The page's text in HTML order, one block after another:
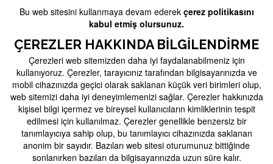
Bu web sitesini kullanmaya devam ederek çerez politikasını
kabul etmiş olursunuz.
ÇEREZLER HAKKINDA BILGILENDIRME
Çerezleri web sitemizden daha iyi faydalanabilmeniz için
kullanıyoruz. Çerezler, tarayıcınız tarafından bilgisayarınızda ve
mobil cihazınızda geçici olarak saklanan küçük veri birimleri olup,
web sitemizi daha iyi deneyimlemenizi sağlar. Çerezler hakkınızda
kişisel bilgi içermez ve bireysel kullanıcıların kimliklerinin tespit
edilmesi için kullanılmaz. Çerezler genellikle benzersiz bir
tanımlayıcıya sahip olup, bu tanımlayıcı cihazınızda saklanan
anonim bir sayıdır. Bazıları web sitesi oturumunuz bittiğinde
sonlanırken bazıları da bilgisayarınızda uzun süre kalır.